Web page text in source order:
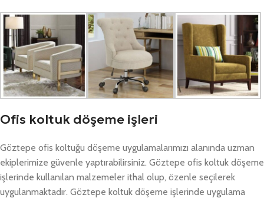
Ofis koltuk döşeme işleri
Göztepe ofis koltuğu döşeme uygulamalarımızı alanında uzman
ekiplerimize güvenle yaptırabilirsiniz. Göztepe ofis koltuk döşeme
işlerinde kullanılan malzemeler ithal olup, özenle seçilerek
uygulanmaktadır. Göztepe koltuk döşeme işlerinde uygulama